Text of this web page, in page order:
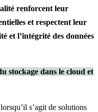
renforcent leur
et respectent leur
et l’intégrité des données
stockage dans le cloud et
s’agit de solutions